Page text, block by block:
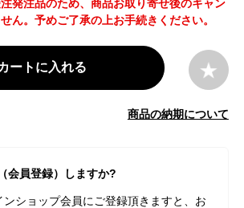
発注品のため、商品お取り寄せ後のキャン
ん。予めご了承の上お手続きください。
ートに入れる
商品の納期について
会員登録）しますか?
ショップ会員にご登録頂きますと、お